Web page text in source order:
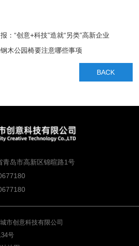
：“创意+科技”造就“另类”高新企业
木公园椅要注意哪些事项
BACK
青岛市高新区锦暄路1号
市创意科技有限公司
号